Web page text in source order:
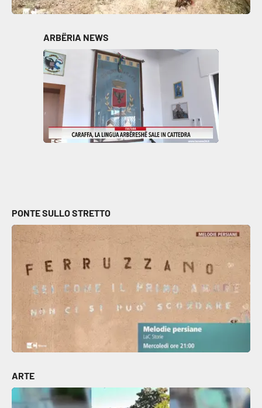
Sport
RUBRICHE
Good Morning Vietnam
Parchi Marini Calabria
Leggendo Alvaro insieme
Venti di comunicazione
STREAMING
LaC TV
LaC Network
LaC OnAir
EDIZIONI
LOCALI
ARBËRIA NEWS
PONTE SULLO STRETTO
ARTE